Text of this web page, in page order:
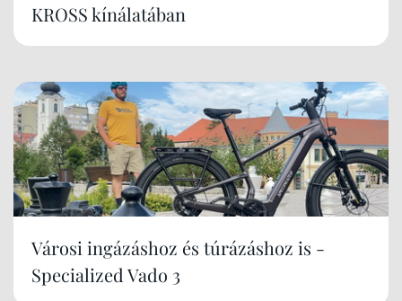
KROSS kínálatában
Városi ingázáshoz és túrázáshoz is -
Specialized Vado 3